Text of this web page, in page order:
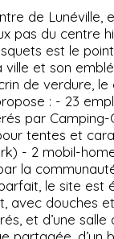
de Lunéville,
pas du centre
est le
ville et son
de verdure, le
: - 23
par Camping-
tentes et
- 2 mobil-
la
le site est
avec douches
et d’une